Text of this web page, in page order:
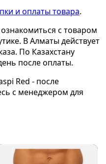
и оплаты товара.
с товаром
В Алматы действует
По Казахстану
после оплаты.
Red - после
с менеджером для